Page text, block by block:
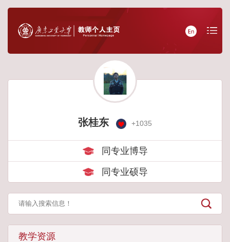
张桂东 +1035
同专业博导
同专业硕导
教学资源